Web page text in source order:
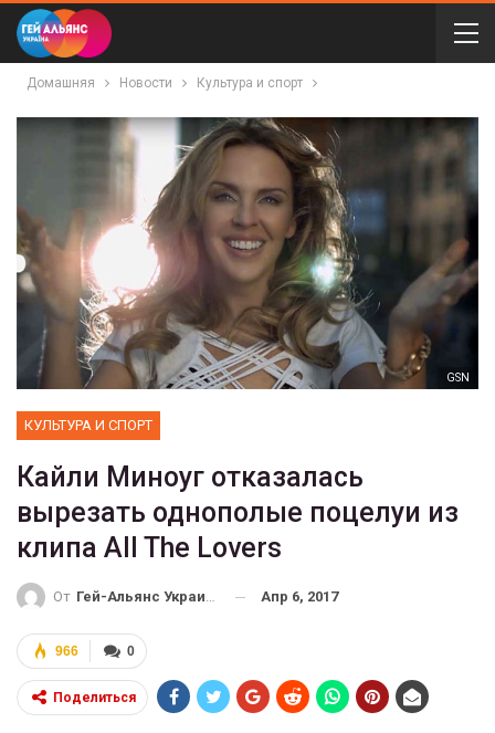
Домашняя Новости Культура и спорт
GSN
КУЛЬТУРА И СПОРТ
Кайли Миноуг отказалась
вырезать однополые поцелуи из
клипа All The Lovers
От Гей-Альянс Украина Апр 6, 2017
0
966
Поделиться